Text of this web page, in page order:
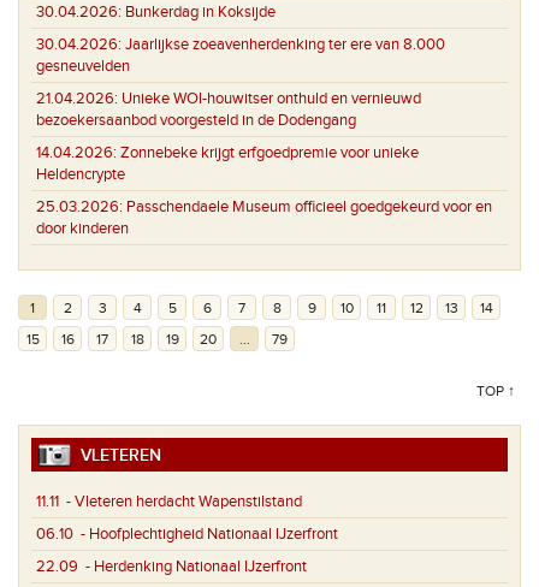
30.04.2026: Bunkerdag in Koksijde
30.04.2026: Jaarlijkse zoeavenherdenking ter ere van 8.000
gesneuvelden
21.04.2026: Unieke WOI-houwitser onthuld en vernieuwd
bezoekersaanbod voorgesteld in de Dodengang
14.04.2026: Zonnebeke krijgt erfgoedpremie voor unieke
Heldencrypte
25.03.2026: Passchendaele Museum officieel goedgekeurd voor en
door kinderen
1 2 3 4 5 6 7 8 9 10 11 12 13
14
15
16 17 18 19 20 79
TOP ↑
VLETEREN
11.11 - Vleteren herdacht Wapenstilstand
06.10 - Hoofplechtigheid Nationaal IJzerfront
22.09 - Herdenking Nationaal IJzerfront